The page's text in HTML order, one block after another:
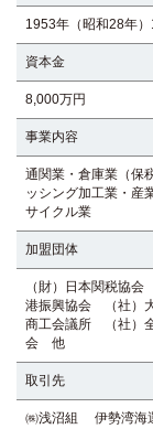
1953年（昭和28年）
資本金
8,000万円
事業内容
通関業・倉庫業（保
ッシング加工業・産
サイクル業
加盟団体
（財）日本関税協
港振興協会 （社）
商工会議所 （社）
会 他
取引先
㈱浅沼組 伊勢湾